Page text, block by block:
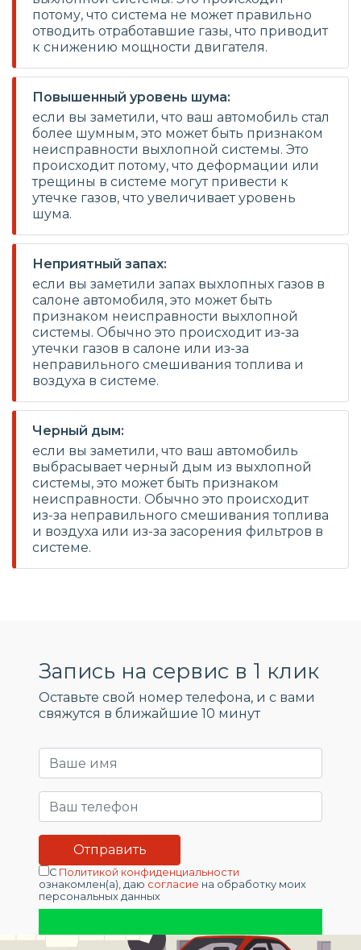
потому, что система не может правильно
отводить отработавшие газы, что приводит
к снижению мощности двигателя.
Повышенный уровень шума:
если вы заметили, что ваш автомобиль стал
более шумным, это может быть признаком
неисправности выхлопной системы. Это
происходит потому, что деформации или
трещины в системе могут привести к
утечке газов, что увеличивает уровень
шума.
Неприятный запах:
если вы заметили запах выхлопных газов в
салоне автомобиля, это может быть
признаком неисправности выхлопной
системы. Обычно это происходит из-за
утечки газов в салоне или из-за
неправильного смешивания топлива и
воздуха в системе.
Черный дым:
если вы заметили, что ваш автомобиль
выбрасывает черный дым из выхлопной
системы, это может быть признаком
неисправности. Обычно это происходит
из-за неправильного смешивания топлива
и воздуха или из-за засорения фильтров в
системе.
Запись на сервис в 1 клик
Оставьте свой номер телефона, и c вами
свяжутся в ближайшие 10 минут
С Политикой конфиденциальности
ознакомлен(а), даю согласие на обработку моих
персональных данных